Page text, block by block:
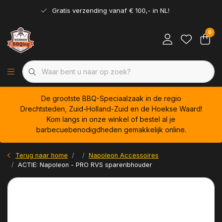
Gratis verzending vanaf € 100,- in NL!
0
De grootste BBQ-Speciaalzaak in de regio
Drechtsteden, Zuid-Holland-Zuid en de Hoekse Waard!
Kom langs in onze winkel of bestel al je
barbecuebenodigdheden gemakkelijk online.
Terug naar home
Napoleon Accessoires
ACTIE: Napoleon - PRO RVS spareribhouder